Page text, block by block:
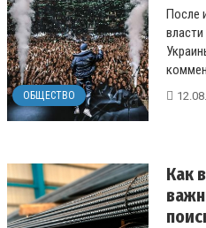
ОБЩЕСТВО
После
Как